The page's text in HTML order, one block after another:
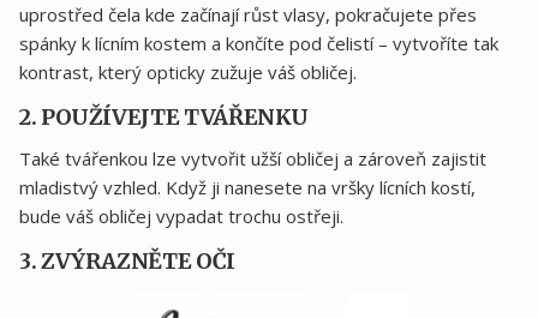
uprostřed čela kde začínají růst vlasy, pokračujete přes
spánky k lícním kostem a končíte pod čelistí – vytvoříte tak
kontrast, který opticky zužuje váš obličej.
2. POUŽÍVEJTE TVÁŘENKU
Také tvářenkou lze vytvořit užší obličej a zároveň zajistit
mladistvý vzhled. Když ji nanesete na vršky lícních kostí,
bude váš obličej vypadat trochu ostřeji.
3. ZVÝRAZNĚTE OČI